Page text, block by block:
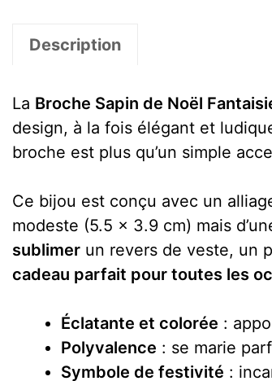
Description
La Broche Sapin de Noël
design, à la fois élégant et
broche est plus qu’un simple
Ce bijou est conçu avec un
modeste (5.5 x 3.9 cm) mais
sublimer un revers de veste, un
cadeau parfait pour toutes les
Éclatante et colorée :
Polyvalence : se marie
Symbole de festivité :